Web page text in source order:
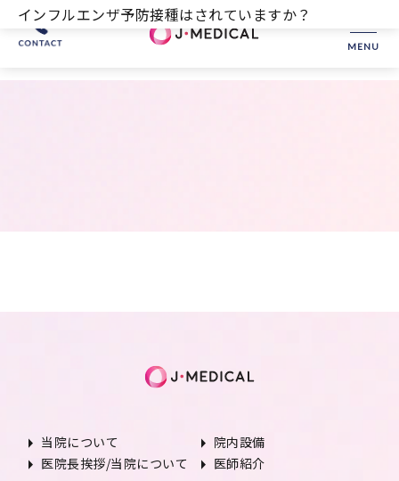
MENU
インフルエンザ予防接種はされていますか？
arrow_right 当院について arrow_right 院内設備
arrow_right 医院長挨拶/当院について arrow_right 医師紹介